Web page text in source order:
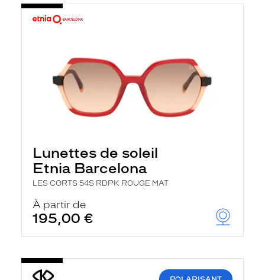
Lunettes de soleil
Etnia Barcelona
LES CORTS 54S RDPK ROUGE MAT
À partir de
195,00 €